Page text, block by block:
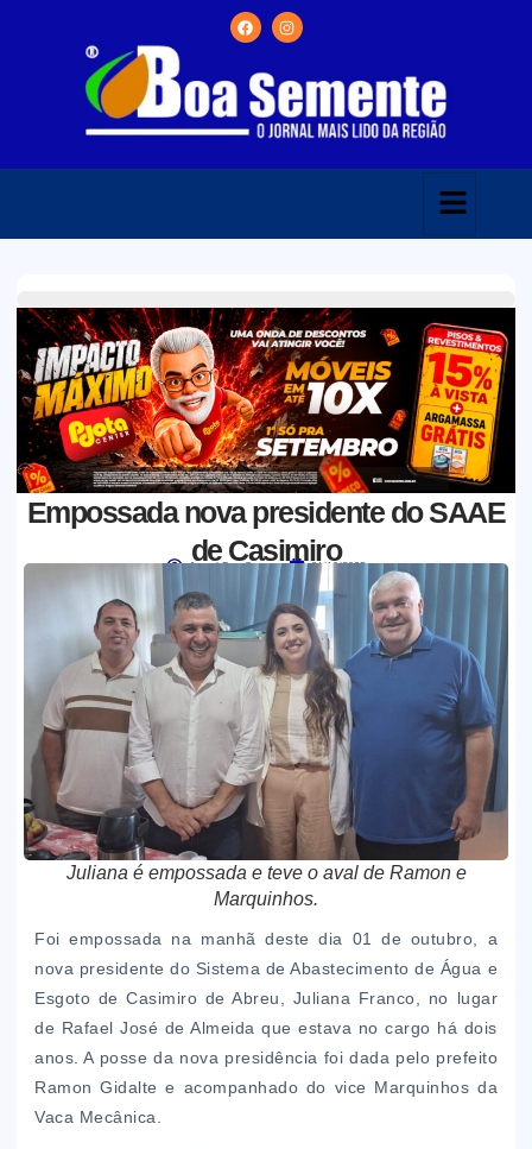
Empossada nova presidente do SAAE
de Casimiro
Jornal Boa Semente 01/10/2025
Juliana é empossada e teve o aval de Ramon e
Marquinhos.
Foi empossada na manhã deste dia 01 de outubro, a
nova presidente do Sistema de Abastecimento de Água e
Esgoto de Casimiro de Abreu, Juliana Franco, no lugar
de Rafael José de Almeida que estava no cargo há dois
anos. A posse da nova presidência foi dada pelo prefeito
Ramon Gidalte e acompanhado do vice Marquinhos da
Vaca Mecânica.